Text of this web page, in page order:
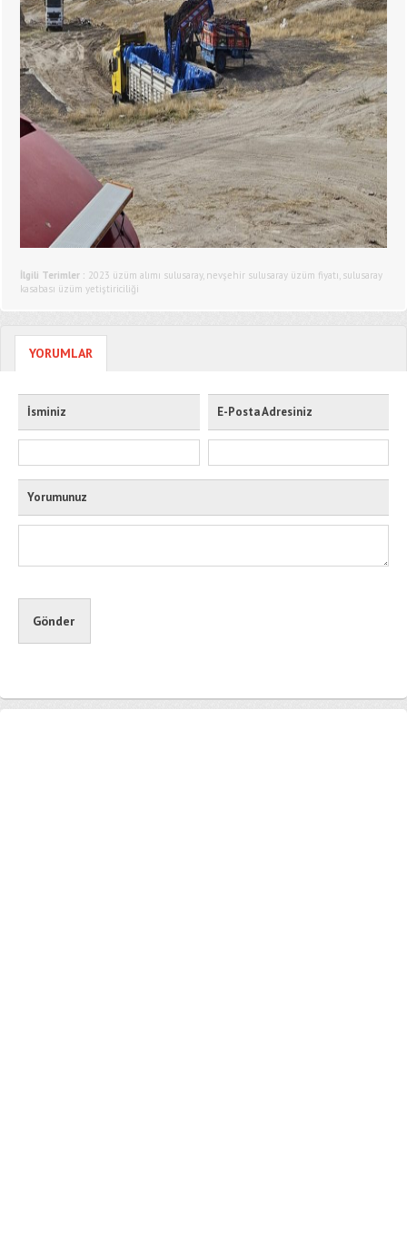
İlgili Terimler : 2023 üzüm alımı sulusaray, nevşehir sulusaray üzüm fiyatı, sulusaray
kasabası üzüm yetiştiriciliği
YORUMLAR
İsminiz E-Posta Adresiniz
Yorumunuz